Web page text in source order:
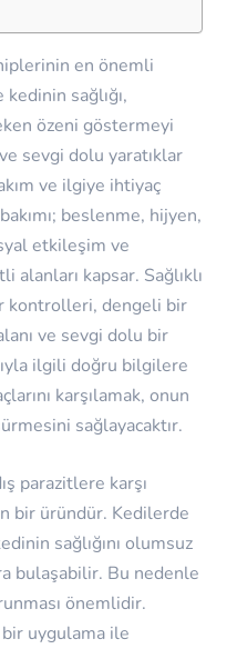
en önemli
sağlığı,
özeni göstermeyi
sevgi dolu yaratıklar
ve ilgiye ihtiyaç
beslenme, hijyen,
etkileşim ve
alanları kapsar. Sağlıklı
kontrolleri, dengeli bir
ve sevgi dolu bir
ilgili doğru bilgilere
karşılamak, onun
sağlayacaktır.
parazitlere karşı
bir üründür. Kedilerde
sağlığını olumsuz
bulaşabilir. Bu nedenle
önemlidir.
uygulama ile